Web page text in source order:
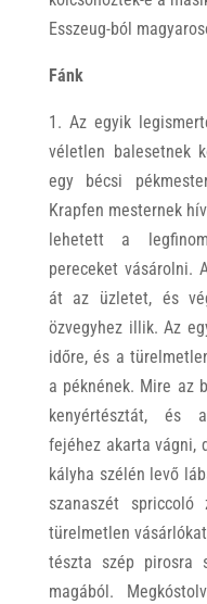
Esszeug-ból
Fánk
1. Az egyik
véletlen balesetnek
egy bécsi
Krapfen mesternek
lehetett a
pereceket vásárolni.
át az üzletet, és
özvegyhez illik. Az
időre, és a
a péknének. Mire az
kenyértésztát, és
fejéhez akarta vágni,
kályha szélén levő
szanaszét spriccoló
türelmetlen
tészta szép pirosra
magából.